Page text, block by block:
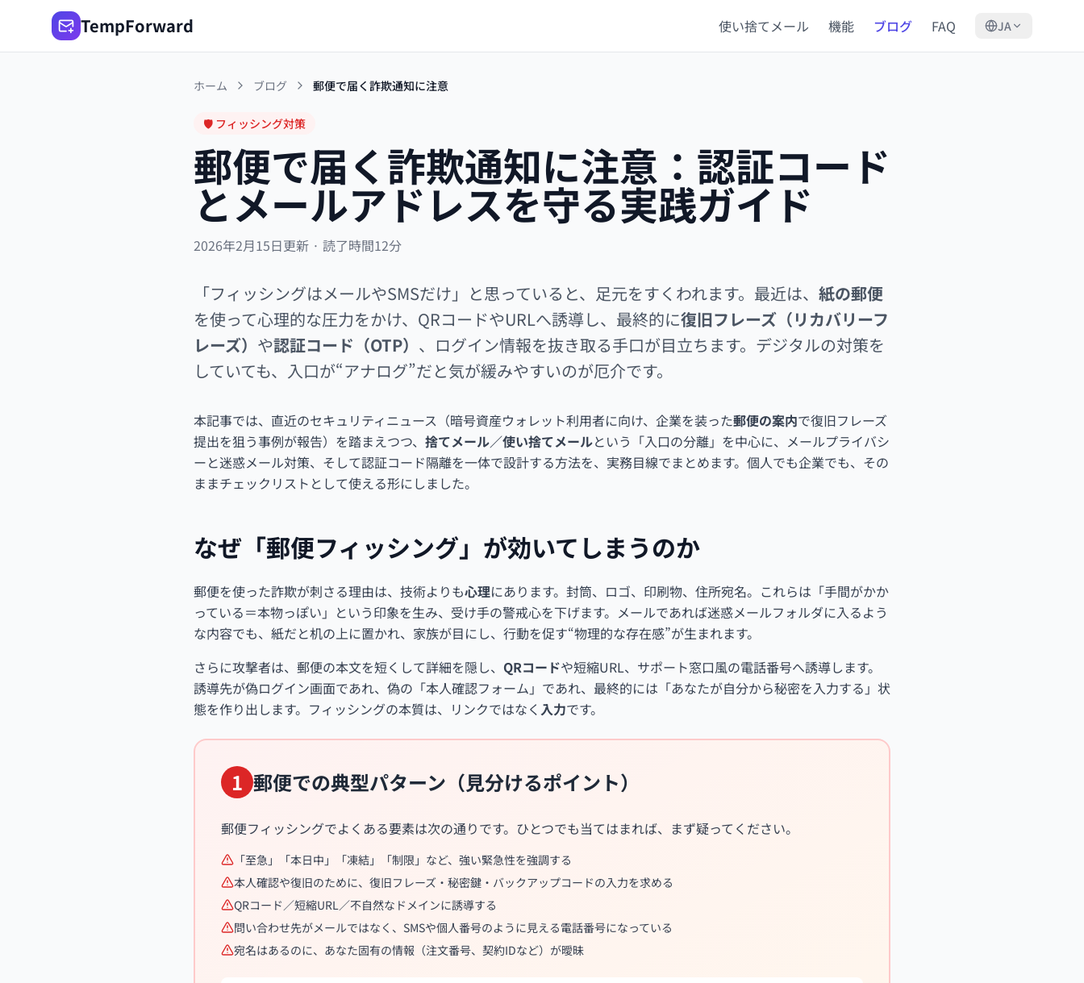
TempForward 使い捨てメール 機能 ブログ FAQ JA
ホーム ブログ 郵便で届く詐欺通知に注意
🛡️ フィッシング対策
郵便で届く詐欺通知に注意：認証コード
とメールアドレスを守る実践ガイド
2026年2月15日更新 · 読了時間12分
「フィッシングはメールやSMSだけ」と思っていると、足元をすくわれます。最近は、 紙の郵便
を使って心理的な圧力をかけ、QRコードやURLへ誘導し、最終的に復旧フレーズ（リカバリーフ
レーズ） や認証コード（OTP） 、ログイン情報を抜き取る手口が目立ちます。デジタルの対策を
していても、入口が“アナログ”だと気が緩みやすいのが厄介です。
本記事では、直近のセキュリティニュース（暗号資産ウォレット利用者に向け、企業を装った郵便の案内で復旧フレーズ
提出を狙う事例が報告）を踏まえつつ、 捨てメール／使い捨てメールという「入口の分離」を中心に、メールプライバシ
ーと迷惑メール対策、そして認証コード隔離を一体で設計する方法を、実務目線でまとめます。個人でも企業でも、その
ままチェックリストとして使える形にしました。
なぜ「郵便フィッシング」が効いてしまうのか
郵便を使った詐欺が刺さる理由は、技術よりも心理にあります。封筒、ロゴ、印刷物、住所宛名。これらは「手間がかか
っている＝本物っぽい」という印象を生み、受け手の警戒心を下げます。メールであれば迷惑メールフォルダに入るよう
な内容でも、紙だと机の上に置かれ、家族が目にし、行動を促す“物理的な存在感”が生まれます。
さらに攻撃者は、郵便の本文を短くして詳細を隠し、 QRコードや短縮URL、サポート窓口風の電話番号へ誘導します。
誘導先が偽ログイン画面であれ、偽の「本人確認フォーム」であれ、最終的には「あなたが自分から秘密を入力する」状
態を作り出します。フィッシングの本質は、リンクではなく入力です。
1 郵便での典型パターン（見分けるポイント）
郵便フィッシングでよくある要素は次の通りです。ひとつでも当てはまれば、まず疑ってください。
「至急」「本日中」「凍結」「制限」など、強い緊急性を強調する
本人確認や復旧のために、復旧フレーズ・秘密鍵・バックアップコードの入力を求める
QRコード／短縮URL／不自然なドメインに誘導する
問い合わせ先がメールではなく、SMSや個人番号のように見える電話番号になっている
宛名はあるのに、あなた固有の情報（注文番号、契約IDなど）が曖昧